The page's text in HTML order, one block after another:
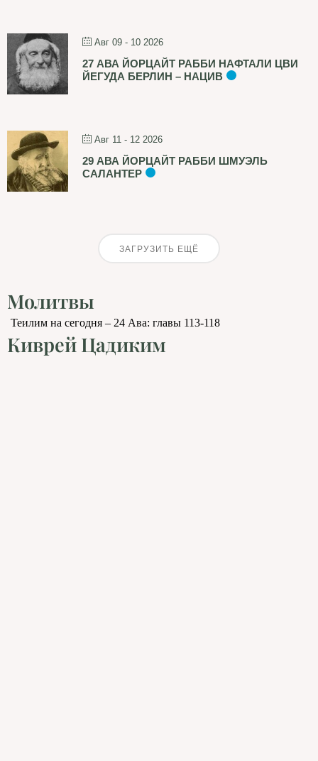
Авг 09 - 10 2026
27 АВА ЙОРЦАЙТ РАББИ НАФТАЛИ ЦВИ
ЙЕГУДА БЕРЛИН – НАЦИВ
Авг 11 - 12 2026
29 АВА ЙОРЦАЙТ РАББИ ШМУЭЛЬ
САЛАНТЕР
ЗАГРУЗИТЬ ЕЩЁ
Молитвы
Теилим на сегодня – 24 Ава: главы 113-118
Киврей Цадиким